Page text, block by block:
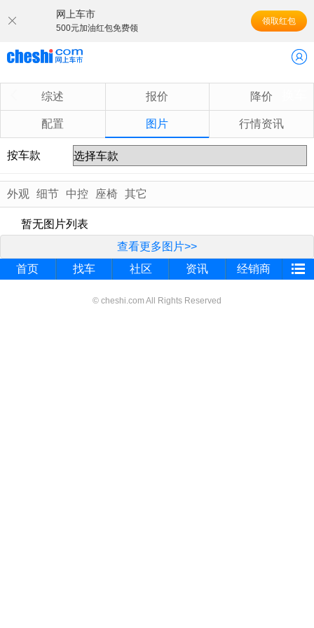
网上车市
500元加油红包免费领
领取红包
综述 报价 降价
配置 图片 行情资讯
按车款
外观 细节 中控 座椅 其它
暂无图片列表
查看更多图片>>
首页
找车 社区 资讯 经销商
© cheshi.com All Rights Reserved